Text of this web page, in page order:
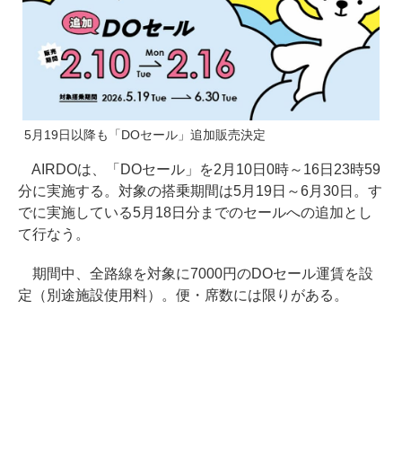
5月19日以降も「DOセール」追加販売決定
AIRDOは、「DOセール」を2月10日0時～16日23時59
分に実施する。対象の搭乗期間は5月19日～6月30日。す
でに実施している5月18日分までのセールへの追加とし
て行なう。
期間中、全路線を対象に7000円のDOセール運賃を設
定（別途施設使用料）。便・席数には限りがある。